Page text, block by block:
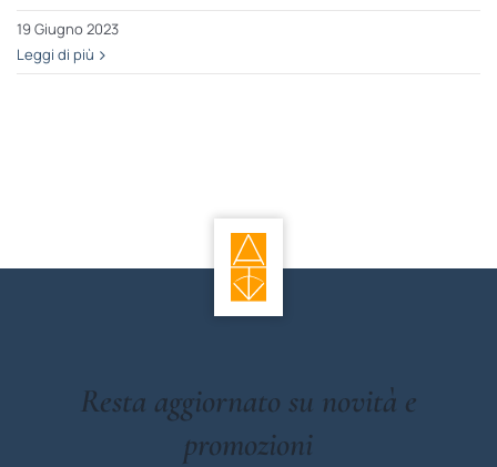
19 Giugno 2023
Leggi di più
Resta aggiornato su novità e
promozioni